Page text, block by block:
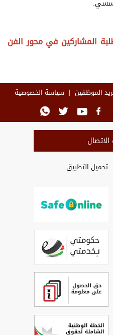
المشاركين في محور الفن
الموظفين سياسة الخصوصية
تحميل التطبيق